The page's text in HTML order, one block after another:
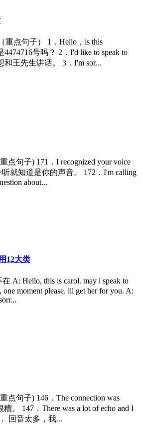
重点句子） 1．Hello，is this
4474716号吗？ 2．I'd like to speak to
和王先生讲话。 3．I'm sor...
点句子) 171．I recognized your voice
听就知道是你的声音。 172．I'm calling
about...
12大类
A: Hello, this is carol. may i speak to
one moment please. ill get her for you. A:
点句子) 146．The connection was
。 147．There was a lot of echo and I
回音太多，我...